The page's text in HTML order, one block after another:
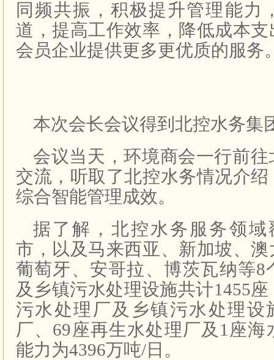
同频共振，积极提升管理能力
道，提高工作效率，降低成本
会员企业提供更多更优质的服务
本次会长会议得到北控水务集
会议当天，环境商会一行前
交流，听取了北控水务情况介
综合智能管理成效。
据了解，北控水务服务领域
市，以及马来西亚、新加坡、
葡萄牙、安哥拉、博茨瓦纳等8
及乡镇污水处理设施共计1455
污水处理厂及乡镇污水处理设
厂、69座再生水处理厂及1座海
能力为4396万吨/日。